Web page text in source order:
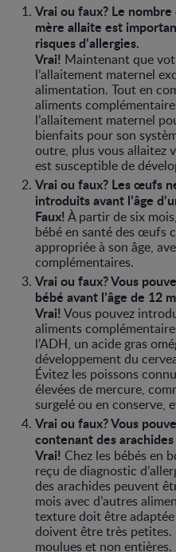
Vrai ou faux? Le
mère allaite est
risques d’allergies.
Vrai! Maintenant que
l’allaitement maternel
alimentation. Tout en
aliments
l’allaitement maternel
bienfaits pour son
outre, plus vous allaitez
est susceptible de
Vrai ou faux? Les œufs
introduits avant l’âge
Faux!À partir de six
bébé en santé des œufs
appropriée à son âge,
complémentaires.
Vrai ou faux? Vous
bébé avant l’âge de 12
Vrai!Vous pouvez
aliments
l’ADH, un acide gras
développement du
Évitez les poissons
élevées de mercure,
surgelé ou en conserve,
Vrai ou faux? Vous
contenant des
Vrai! Chez les bébés en
reçu de diagnostic
des arachides peuvent
mois avec d’autres
texture doit être adaptée
doivent être très petites.
moulues et non entières.